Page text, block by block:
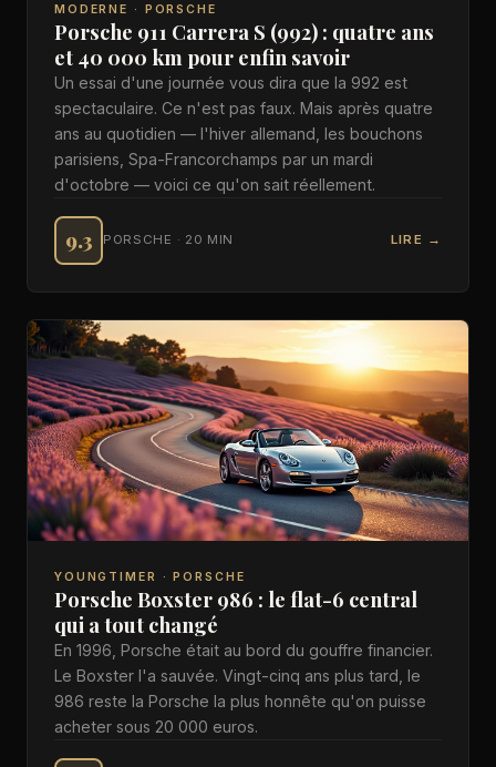
MODERNE · PORSCHE
Porsche 911 Carrera S (992) : quatre ans
et 40 000 km pour enfin savoir
Un essai d'une journée vous dira que la 992 est
spectaculaire. Ce n'est pas faux. Mais après quatre
ans au quotidien — l'hiver allemand, les bouchons
parisiens, Spa-Francorchamps par un mardi
d'octobre — voici ce qu'on sait réellement.
9.3 PORSCHE · 20 MIN LIRE →
YOUNGTIMER · PORSCHE
Porsche Boxster 986 : le flat-6 central
qui a tout changé
En 1996, Porsche était au bord du gouffre financier.
Le Boxster l'a sauvée. Vingt-cinq ans plus tard, le
986 reste la Porsche la plus honnête qu'on puisse
acheter sous 20 000 euros.